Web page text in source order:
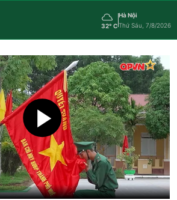
32° C
Hà Nội
Thứ Sáu, 7/8/2026